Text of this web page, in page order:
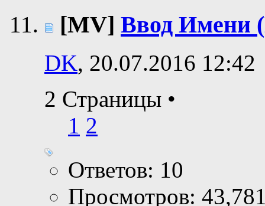
[MV] Ввод Имени
DK, 20.07.2016 12:42
2 Страницы •
1 2
Ответов: 10
Просмотров: